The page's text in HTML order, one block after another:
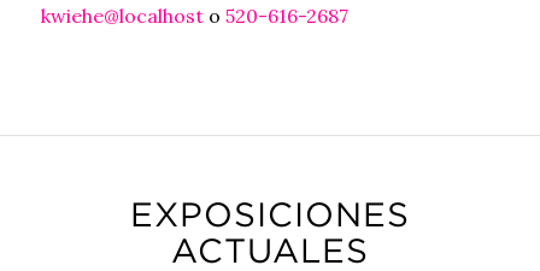
kwiehe@localhosto 520-616-2687
EXPOSICIONES
ACTUALES